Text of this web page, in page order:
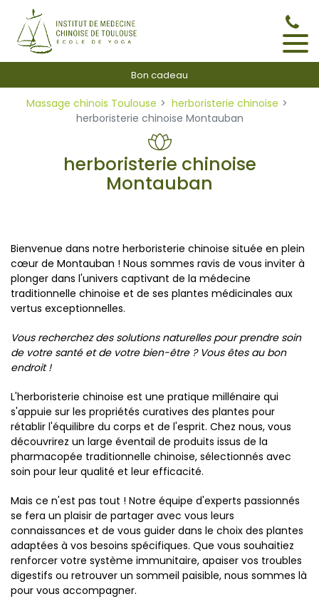
Bon cadeau
Massage chinois Toulouse
herboristerie chinoise
herboristerie chinoise Montauban
herboristerie chinoise
Montauban
Bienvenue dans notre herboristerie chinoise située en plein
cœur de Montauban ! Nous sommes ravis de vous inviter à
plonger dans l'univers captivant de la médecine
traditionnelle chinoise et de ses plantes médicinales aux
vertus exceptionnelles.
Vous recherchez des solutions naturelles pour prendre soin
de votre santé et de votre bien-être ? Vous êtes au bon
endroit !
L'herboristerie chinoise est une pratique millénaire qui
s'appuie sur les propriétés curatives des plantes pour
rétablir l'équilibre du corps et de l'esprit. Chez nous, vous
découvrirez un large éventail de produits issus de la
pharmacopée traditionnelle chinoise, sélectionnés avec
soin pour leur qualité et leur efficacité.
Mais ce n'est pas tout ! Notre équipe d'experts passionnés
se fera un plaisir de partager avec vous leurs
connaissances et de vous guider dans le choix des plantes
adaptées à vos besoins spécifiques. Que vous souhaitiez
renforcer votre système immunitaire, apaiser vos troubles
digestifs ou retrouver un sommeil paisible, nous sommes là
pour vous accompagner.
Panneau de gestion des cookies